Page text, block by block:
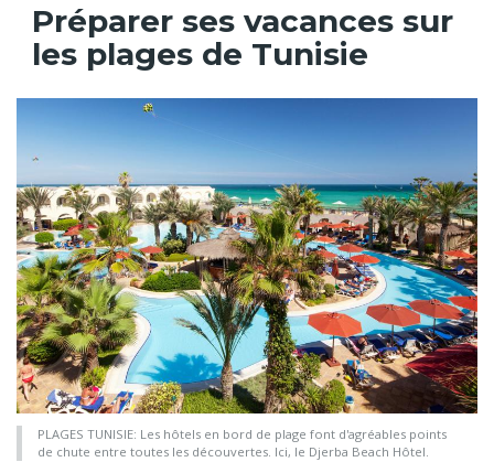
Préparer ses vacances sur
les plages de Tunisie
PLAGES TUNISIE: Les hôtels en bord de plage font d'agréables points
de chute entre toutes les découvertes. Ici, le Djerba Beach Hôtel.